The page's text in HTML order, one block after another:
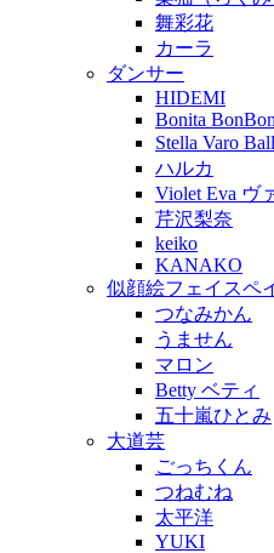
舞彩花
カーラ
ダンサー
HIDEMI
Bonita BonBon
Stella Varo
ハルカ
Violet Eva
芹沢梨奈
keiko
KANAKO
似顔絵フェイスペ
つなみかん
うません
マロン
Betty ベティ
五十嵐ひとみ
大道芸
ごっちくん
つねむね
太平洋
YUKI